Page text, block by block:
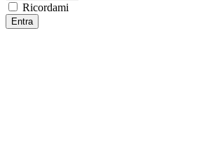
Ricordami